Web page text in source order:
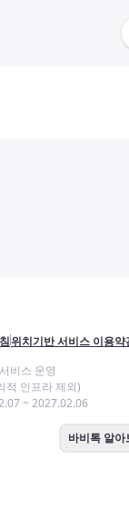
위치기반 서비스 이용약
비스 운영
적 인프라 제외)
~ 2027.02.06
바비톡 알아